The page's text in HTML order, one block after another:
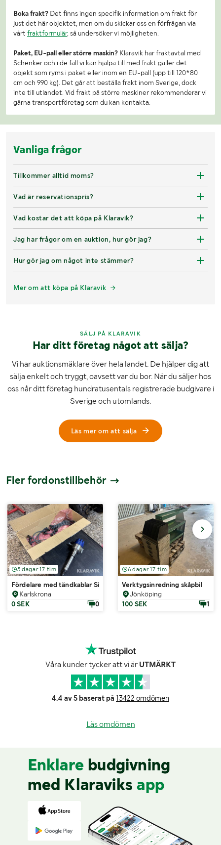
Boka frakt? Det finns ingen specifik information om frakt för
just det här objektet, men om du skickar oss en förfrågan via
vårt fraktformulär, så undersöker vi möjligheten.
Paket, EU-pall eller större maskin? Klaravik har fraktavtal med
Schenker och i de fall vi kan hjälpa till med frakt gäller det
objekt som ryms i paket eller inom en EU-pall (upp till 120*80
cm och 990 kg). Det går att beställa frakt inom Sverige, dock
inte till utlandet. Vid frakt på större maskiner rekommenderar vi
gärna transportföretag som du kan kontakta.
Vanliga frågor
Tillkommer alltid moms?
Vad är reservationspris?
Vad kostar det att köpa på Klaravik?
Jag har frågor om en auktion, hur gör jag?
Hur gör jag om något inte stämmer?
Mer om att köpa på Klaravik
SÄLJ PÅ KLARAVIK
Har ditt företag något att sälja?
Vi har auktionsmäklare över hela landet. De hjälper dig att
sälja enkelt och tryggt, oavsett var du bor. När du säljer hos
oss når ditt företag hundratusentals registrerade budgivare i
Sverige och utomlands.
Läs mer om att sälja
Fler fordonstillbehör
5 dagar 17 tim
Fördelare med tändkablar Sierra 18-5314-1
Karlskrona
0 SEK
0
6 dagar 17 tim
Verktygsinredning skåpbil
Jönköping
100 SEK
1
Våra kunder tycker att vi är UTMÄRKT
4.4 av 5 baserat på 13422 omdömen
Läs omdömen
Enklare budgivning
med Klaraviks app